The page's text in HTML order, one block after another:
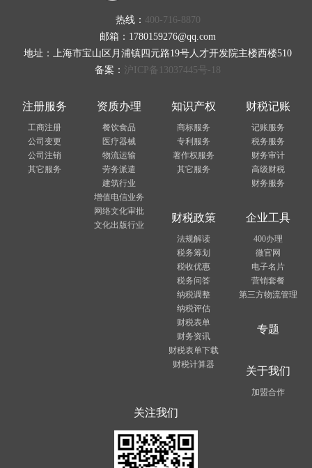
热线： 400-716-8870
邮箱：1780159276@qq.com
地址：上海市宝山区月浦镇四元路19号人才开发院主楼西楼510
备案： 沪ICP备13037445号-18
注册服务
工商注册
公司变更
公司注销
其它服务
资质办理
餐饮食品
医疗器械
物流运输
劳务派遣
建筑行业
增值电信业务
网络文化审批
文化出版行业
知识产权
商标服务
专利服务
著作权服务
其它服务
财税记账
记账服务
税务服务
财务审计
高级财税
财务服务
财税政策
法规解读
税务筹划
税收优惠
税务问答
纳税调整
纳税评估
财税表单
财务资讯
财税表单下载
财税计算器
企业工具
400办理
微官网
电子名片
营销套餐
第三方物流管理
专题
关于我们
加盟合作
关注我们